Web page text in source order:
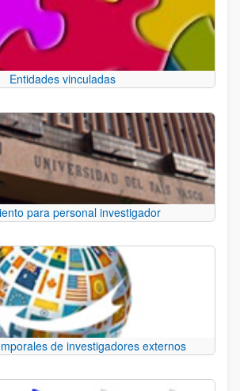
Entidades vinculadas
para personal investigador
de investigadores externos